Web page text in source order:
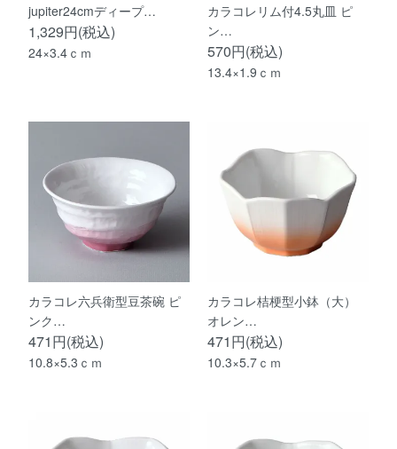
jupiter24cmディープ…
1,329円(税込)
24×3.4ｃｍ
カラコレリム付4.5丸皿 ピ
ン…
570円(税込)
13.4×1.9ｃｍ
カラコレ六兵衛型豆茶碗 ピ
ンク…
471円(税込)
10.8×5.3ｃｍ
カラコレ桔梗型小鉢（大）
オレン…
471円(税込)
10.3×5.7ｃｍ